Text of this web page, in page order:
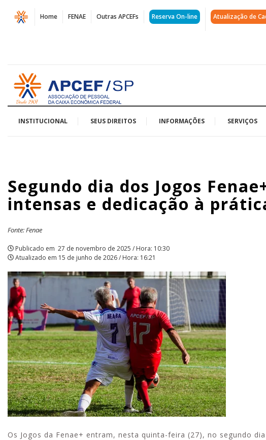
Página
Segundo
dos
Jogos
FENAE
Promete
Home FENAE Outras APCEFs Reserva On-line Atualização de
Acessar
página
inicial
INSTITUCIONAL SEUS DIREITOS INFORMAÇÕES SERVIÇOS
Segundo dia dos Jogos
intensas e dedicação à
Fonte: Fenae
Publicado em 27 de novembro de 2025 / Hora: 10:30
Atualizado em 15 de junho de 2026 / Hora: 16:21
Os Jogos da Fenae+ entram, nesta quinta-feira (27), no segundo
golpistas usam
e e-mail para
falsas mensagens
processos judiciais
Inscrições para o Talentos
Fenae/Apcef estão abertas!